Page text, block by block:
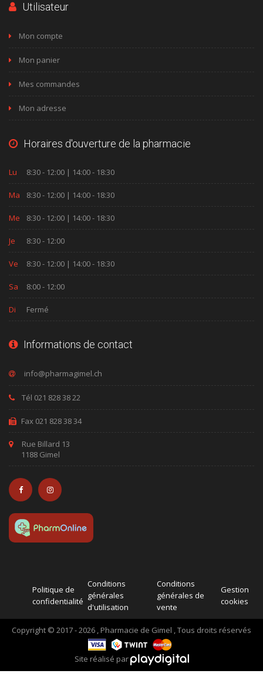
Utilisateur
Mon compte
Mon panier
Mes commandes
Mon adresse
Horaires d'ouverture de la pharmacie
Lu 8:30 - 12:00 | 14:00 - 18:30
Ma 8:30 - 12:00 | 14:00 - 18:30
Me 8:30 - 12:00 | 14:00 - 18:30
Je 8:30 - 12:00
Ve 8:30 - 12:00 | 14:00 - 18:30
Sa 8:00 - 12:00
Di Fermé
Informations de contact
Tél 021 828 38 22
Fax 021 828 38 34
Rue Billard 13
1188 Gimel
Politique de
confidentialité
Conditions
générales
d'utilisation
Conditions
générales de
vente
Gestion
cookies
Copyright © 2017 - 2026 , Pharmacie de Gimel , Tous droits réservés
Site réalisé par